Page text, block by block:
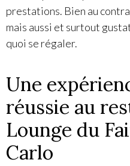
prestations. Bien au
mais aussi et surtout
quoi se régaler.
Une
réussie au
Lounge du
Carlo